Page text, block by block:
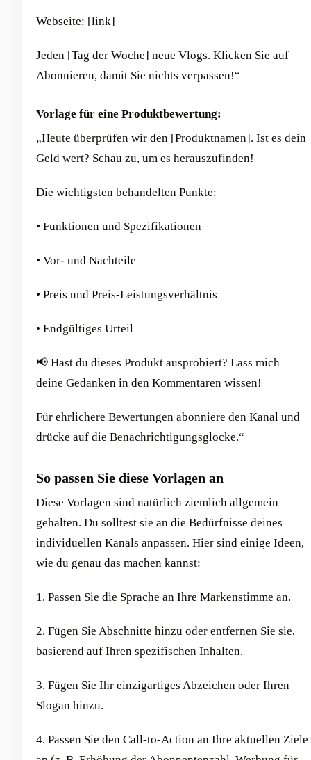
Webseite: [link]
Jeden [Tag der Woche] neue Vlogs. Klicken Sie auf
Abonnieren, damit Sie nichts verpassen!“
Vorlage für eine Produktbewertung:
„Heute überprüfen wir den [Produktnamen]. Ist es dein
Geld wert? Schau zu, um es herauszufinden!
Die wichtigsten behandelten Punkte:
• Funktionen und Spezifikationen
• Vor- und Nachteile
• Preis und Preis-Leistungsverhältnis
• Endgültiges Urteil
📢 Hast du dieses Produkt ausprobiert? Lass mich
deine Gedanken in den Kommentaren wissen!
Für ehrlichere Bewertungen abonniere den Kanal und
drücke auf die Benachrichtigungsglocke.“
So passen Sie diese Vorlagen an
Diese Vorlagen sind natürlich ziemlich allgemein
gehalten. Du solltest sie an die Bedürfnisse deines
individuellen Kanals anpassen. Hier sind einige Ideen,
wie du genau das machen kannst:
1. Passen Sie die Sprache an Ihre Markenstimme an.
2. Fügen Sie Abschnitte hinzu oder entfernen Sie sie,
basierend auf Ihren spezifischen Inhalten.
3. Fügen Sie Ihr einzigartiges Abzeichen oder Ihren
Slogan hinzu.
4. Passen Sie den Call-to-Action an Ihre aktuellen Ziele